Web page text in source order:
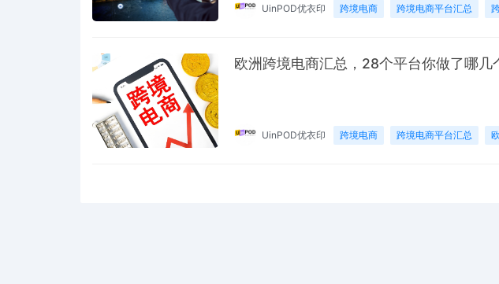
UinPOD优衣印 跨境电商 跨境电商平台汇总
欧洲跨境电商汇总，28个平台你做了哪几
UinPOD优衣印 跨境电商 跨境电商平台汇总